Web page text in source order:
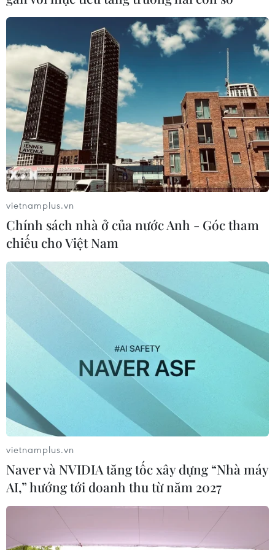
cải cách nợ công
Theo Bộ trưởng Tài chính Đức, cải cách nợ công sẽ giúp
chính phủ linh hoạt hơn trong chi tiêu năm 2024 - năm
mà Viện Kinh tế Đức dự báo sẽ tiếp tục suy thoái.
Kinh tế Đức dự kiến chỉ tăng trưởng 0,9%
trong năm 2024
14/12/2023 23:14
Viện Kinh tế Thế giới Kiel dự báo kinh tế Đức sẽ suy
giảm 0,5% trong năm nay nhưng trên thực tế mức suy
giảm được điều chỉnh xuống 0,3%, chủ yếu do lạm phát
giảm đáng kể.
vietnamplus.vn
Chính sách nhà ở của nước Anh - Góc tham
chiếu cho Việt Nam
vietnamplus.vn
Naver và NVIDIA tăng tốc xây dựng “Nhà máy
AI,” hướng tới doanh thu từ năm 2027